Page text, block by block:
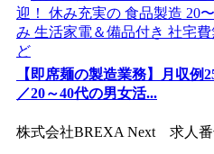
【即席麺の製造業務】月収例
／20～40代の男女活...
株式会社BREXA Next 求人番